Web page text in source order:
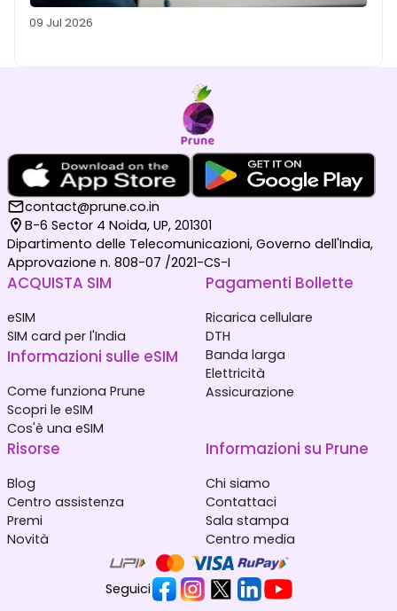
09 Jul 2026
contact@prune.co.in
B-6 Sector 4 Noida, UP, 201301
Dipartimento delle Telecomunicazioni, Governo dell'India,
Approvazione n. 808-07 /2021-CS-I
ACQUISTA SIM
eSIM
SIM card per l'India
Informazioni sulle eSIM
Come funziona Prune
Scopri le eSIM
Cos'è una eSIM
Pagamenti Bollette
Ricarica cellulare
DTH
Banda larga
Elettricità
Assicurazione
Risorse
Blog
Centro assistenza
Premi
Novità
Informazioni su Prune
Chi siamo
Contattaci
Sala stampa
Centro media
Seguici